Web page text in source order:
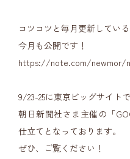
コツコツと毎月更新してい
今月も公開です！
https://note.com/newmor/
9/23-25に東京ビッグサイト
朝日新聞社さま主催の「
仕立てとなっております。
ぜひ、ご覧ください！